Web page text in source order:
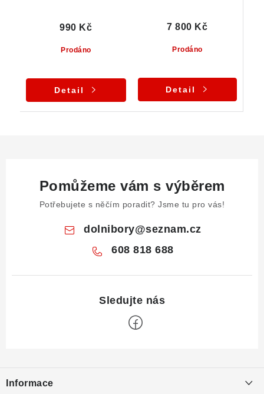
Prodáno
990 Kč
Detail
Prodáno
7 800 Kč
Detail
Pomůžeme vám s výběrem
Potřebujete s něčím poradit? Jsme tu pro vás!
dolnibory@seznam.cz
608 818 688
pInformace